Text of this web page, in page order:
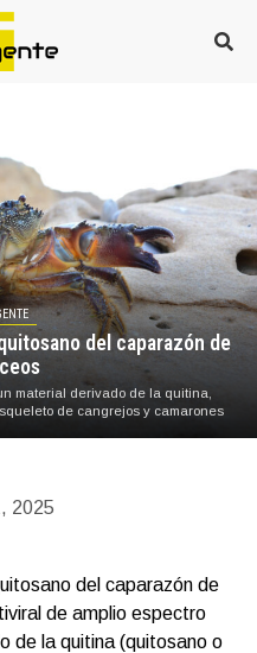
del caparazón de
material derivado de la quitina,
de cangrejos y camarones
2025
del caparazón de
de amplio espectro
de la quitina (quitosano o